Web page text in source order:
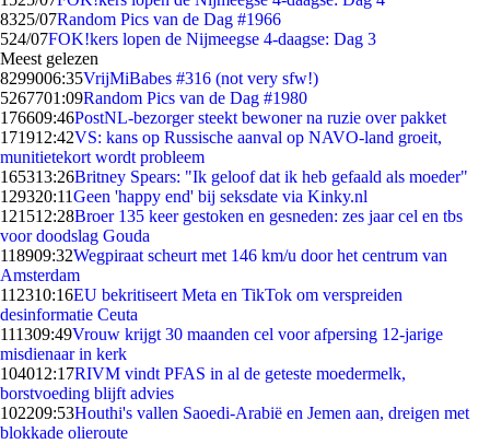
8325/07Random Pics van de Dag #1966
524/07FOK!kers lopen de Nijmeegse 4-daagse: Dag 3
Meest gelezen
8299006:35VrijMiBabes #316 (not very sfw!)
5267701:09Random Pics van de Dag #1980
176609:46PostNL-bezorger steekt bewoner na ruzie over pakket
171912:42VS: kans op Russische aanval op NAVO-land groeit,
munitietekort wordt probleem
165313:26Britney Spears: "Ik geloof dat ik heb gefaald als moeder"
129320:11Geen 'happy end' bij seksdate via Kinky.nl
121512:28Broer 135 keer gestoken en gesneden: zes jaar cel en tbs
voor doodslag Gouda
118909:32Wegpiraat scheurt met 146 km/u door het centrum van
Amsterdam
112310:16EU bekritiseert Meta en TikTok om verspreiden
desinformatie Ceuta
111309:49Vrouw krijgt 30 maanden cel voor afpersing 12-jarige
misdienaar in kerk
104012:17RIVM vindt PFAS in al de geteste moedermelk,
borstvoeding blijft advies
102209:53Houthi's vallen Saoedi-Arabië en Jemen aan, dreigen met
blokkade olieroute